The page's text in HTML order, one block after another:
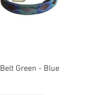
Schnellansicht
Green - Blue